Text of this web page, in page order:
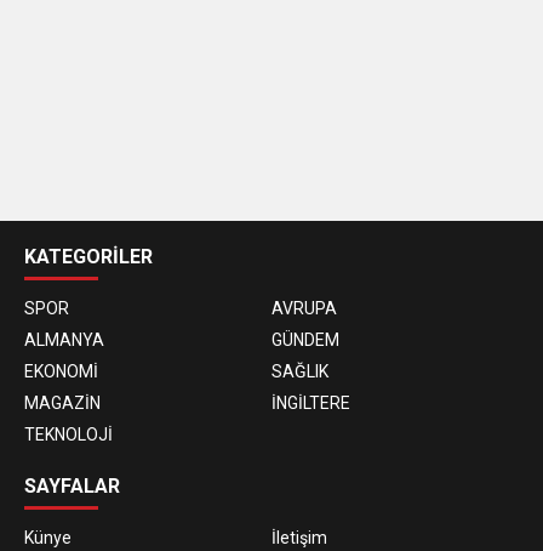
siteleri
KATEGORİLER
SPOR
AVRUPA
ALMANYA
GÜNDEM
EKONOMİ
SAĞLIK
MAGAZİN
İNGİLTERE
TEKNOLOJİ
SAYFALAR
Künye İletişim